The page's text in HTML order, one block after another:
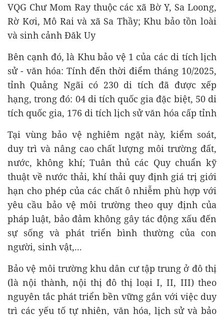
VQG Chư Mom Ray thuộc các xã Bờ Y, Sa Loong,
Rờ Kơi, Mô Rai và xã Sa Thầy; Khu bảo tồn loài
và sinh cảnh Đăk Uy
Bên cạnh đó, là Khu bảo vệ 1 của các di tích lịch
sử - văn hóa: Tính đến thời điểm tháng 10/2025,
tỉnh Quảng Ngãi có 230 di tích đã được xếp
hạng, trong đó: 04 di tích quốc gia đặc biệt, 50 di
tích quốc gia, 176 di tích lịch sử văn hóa cấp tỉnh
Tại vùng bảo vệ nghiêm ngặt này, kiểm soát,
duy trì và nâng cao chất lượng môi trường đất,
nước, không khí; Tuân thủ các Quy chuẩn kỹ
thuật về nước thải, khí thải quy định giá trị giới
hạn cho phép của các chất ô nhiễm phù hợp với
yêu cầu bảo vệ môi trường theo quy định của
pháp luật, bảo đảm không gây tác động xấu đến
sự sống và phát triển bình thường của con
người, sinh vật,...
Bảo vệ môi trường khu dân cư tập trung ở đô thị
(là nội thành, nội thị đô thị loại I, II, III) theo
nguyên tắc phát triển bền vững gắn với việc duy
trì các yếu tố tự nhiên, văn hóa, lịch sử và bảo